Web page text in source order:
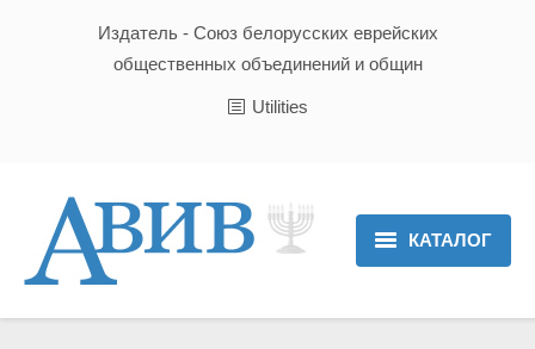
Издатель - Союз белорусских еврейских
общественных объединений и общин
Utilities
КАТАЛОГ